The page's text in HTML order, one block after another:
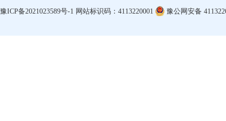
豫ICP备2021023589号-1 网站标识码：4113220001 豫公网安备